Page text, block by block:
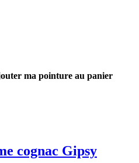
ma pointure au panier
cognac Gipsy